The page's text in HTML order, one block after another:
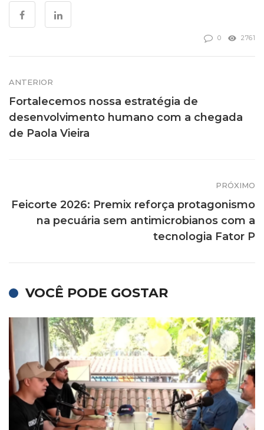
0 2761
ANTERIOR
Fortalecemos nossa estratégia de
desenvolvimento humano com a chegada
de Paola Vieira
PRÓXIMO
Feicorte 2026: Premix reforça protagonismo
na pecuária sem antimicrobianos com a
tecnologia Fator P
VOCÊ PODE GOSTAR